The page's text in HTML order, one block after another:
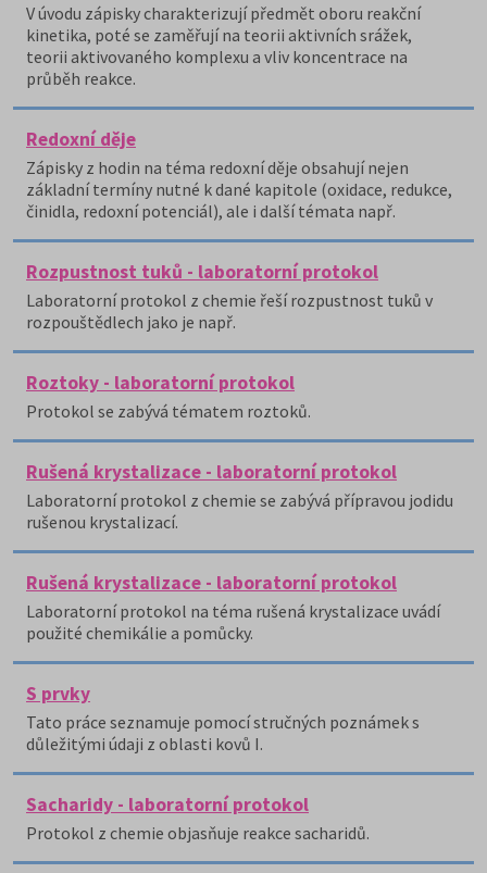
V úvodu zápisky charakterizují předmět oboru reakční
kinetika, poté se zaměřují na teorii aktivních srážek,
teorii aktivovaného komplexu a vliv koncentrace na
průběh reakce.
Redoxní děje
Zápisky z hodin na téma redoxní děje obsahují nejen
základní termíny nutné k dané kapitole (oxidace, redukce,
činidla, redoxní potenciál), ale i další témata např.
Rozpustnost tuků - laboratorní protokol
Laboratorní protokol z chemie řeší rozpustnost tuků v
rozpouštědlech jako je např.
Roztoky - laboratorní protokol
Protokol se zabývá tématem roztoků.
Rušená krystalizace - laboratorní protokol
Laboratorní protokol z chemie se zabývá přípravou jodidu
rušenou krystalizací.
Rušená krystalizace - laboratorní protokol
Laboratorní protokol na téma rušená krystalizace uvádí
použité chemikálie a pomůcky.
S prvky
Tato práce seznamuje pomocí stručných poznámek s
důležitými údaji z oblasti kovů I.
Sacharidy - laboratorní protokol
Protokol z chemie objasňuje reakce sacharidů.